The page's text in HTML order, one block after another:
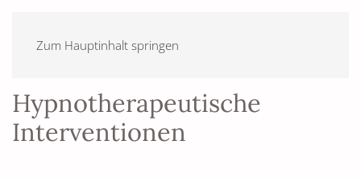
Zum Hauptinhalt springen
Hypnotherapeutische
Interventionen